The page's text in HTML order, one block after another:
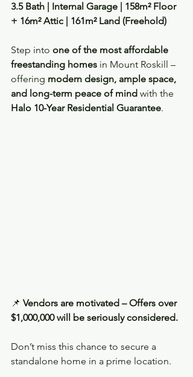
3.5 Bath | Internal Garage | 158m² Floor
+ 16m² Attic | 161m² Land (Freehold)
Step into one of the most affordable
freestanding homes in Mount Roskill –
offering modern design, ample space,
and long-term peace of mind with the
Halo 10-Year Residential Guarantee.
📌 Vendors are motivated – Offers over
$1,000,000 will be seriously considered.
Don’t miss this chance to secure a
standalone home in a prime location.